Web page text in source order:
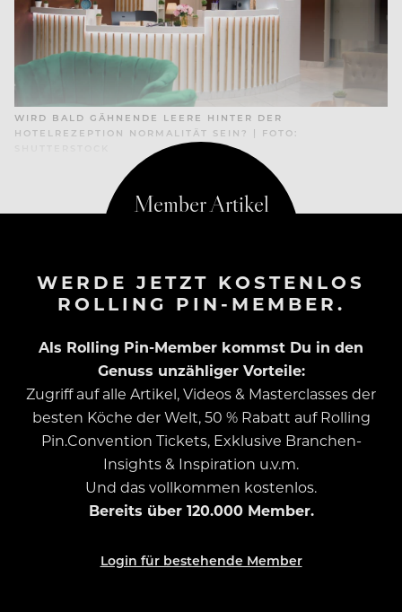
WIRD BALD GÄHNENDE LEERE HINTER DER
HOTELREZEPTION NORMALITÄT SEIN? | FOTO:
WERDE JETZT KOSTENLOS
ROLLING PIN-MEMBER.
Als Rolling Pin-Member kommst Du in den
Genuss unzähliger Vorteile:
Zugriff auf alle Artikel, Videos & Masterclasses der
besten Köche der Welt, 50 % Rabatt auf Rolling
Pin.Convention Tickets, Exklusive Branchen-
Insights & Inspiration u.v.m.
Und das vollkommen kostenlos.
Bereits über 120.000 Member.
Login für bestehende Member